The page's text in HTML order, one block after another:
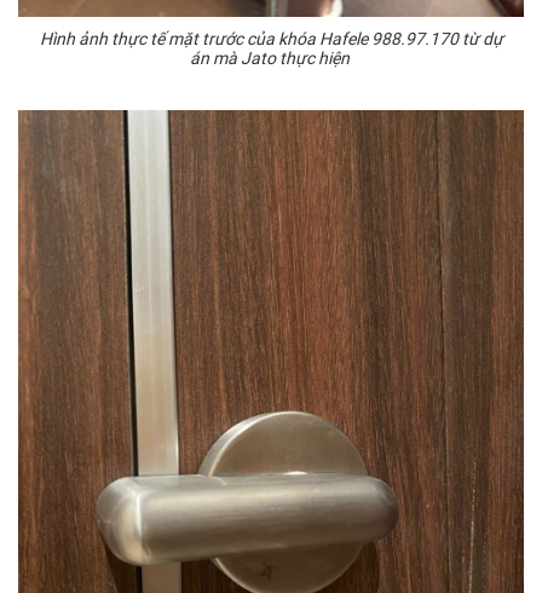
Hình ảnh thực tế mặt trước của khóa Hafele 988.97.170 từ dự
án mà Jato thực hiện